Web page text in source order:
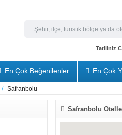
Tatiliniz
En Çok Beğenilenler En Çok
/ Safranbolu
Safranbolu